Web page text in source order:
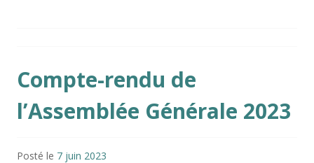
Compte-rendu de
l’Assemblée Générale 2023
Posté le 7 juin 2023